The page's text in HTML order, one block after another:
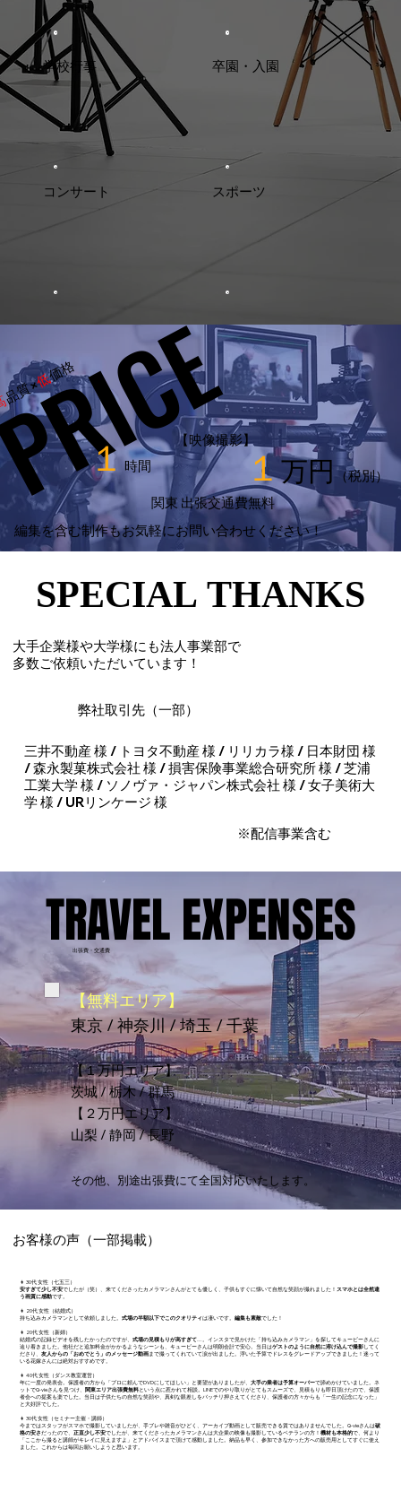
TRAVEL EXPENSES
TRAVEL EXPENSES
出張費・交通費
【無料エリア】
東京 / 神奈川 / 埼玉 / 千葉
【１万円エリア】
茨城 / 栃木 / 群馬
【２万円エリア】
山梨 / 静岡 / 長野
その他、別途出張費にて全国対応いたします。
お客様の声（一部掲載）
👩 30代 女性（七五三）
安すぎて少し不安でしたが（笑）、来てくださったカメラマンさんがとても優しく、子供もすぐに懐いて自然な笑顔が撮れました！ スマホとは全然違
う画質に感動です。
👩 20代 女性（結婚式）
持ち込みカメラマンとして依頼しました。 式場の半額以下でこのクオリティは凄いです。 編集も素敵でした！
👩 20代 女性（新婦）
結婚式の記録ビデオを残したかったのですが、 式場の見積もりが高すぎて …。インスタで見かけた「持ち込みカメラマン」を探してキュービーさんに
辿り着きました。他社だと追加料金がかかるようなシーンも、キュービーさんは明朗会計で安心。当日はゲストのように自然に溶け込んで撮影してく
ださり、 友人からの「おめでとう」のメッセージ動画まで撮ってくれていて涙が出ました。浮いた予算でドレスをグレードアップできました！迷って
いる花嫁さんには絶対おすすめです。​
👩 40代 女性（ダンス教室運営）
年に一度の発表会。保護者の方から「プロに頼んでDVDにしてほしい」と要望がありましたが、 大手の業者は予算オーバーで諦めかけていました。ネ
ットでQ-vieさんを見つけ、
関東エリア出張費無料という点に惹かれて相談。LINEでのやり取りがとてもスムーズで、見積もりも即日頂けたので、保護
者会への提案も楽でした。当日は子供たちの自然な笑顔や、真剣な眼差しをバッチリ押さえてくださり、保護者の方々からも「一生の記念になった」
と大好評でした。
👩 30代 女性（セミナー主催・講師）
今まではスタッフがスマホで撮影していましたが、手ブレや雑音がひどく、アーカイブ動画として販売できる質ではありませんでした。Q-vieさんは破
格の安さだったので、 正直少し不安でしたが、来てくださったカメラマンさんは大企業の映像も撮影しているベテランの方！ 機材も本格的で、何より
「ここから撮ると講師がキレイに見えますよ」とアドバイスまで頂けて感動しました。納品も早く、参加できなかった方への販売用としてすぐに使え
ました。これからは毎回お願いしようと思います。
SPECIAL THANKS
SPECIAL THANKS
弊社取引先（一部）
大手企業様や大学様にも法人事業部で
多数ご依頼いただいています！
三井不動産 様 / トヨタ不動産 様 / リリカラ様 / 日本財団 様
/ 森永製菓株式会社 様 / 損害保険事業総合研究所 様 / 芝浦
工業大学 様 / ソノヴァ・ジャパン株式会社 様 / 女子美術大
学 様 / URリンケージ 様
※配信事業含む
学校行事 卒園・入園
コンサート スポーツ
編集を含む制作もお気軽にお問い合わせください！
【映像撮影】
​１時間 １万円
（税別）
関東 出張交通費無料
品質×低価格